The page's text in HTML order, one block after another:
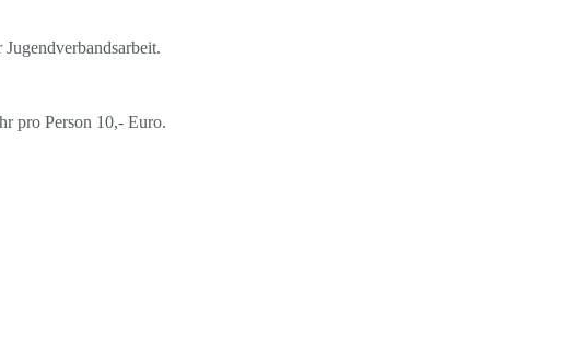
pro Person 10,- Euro.